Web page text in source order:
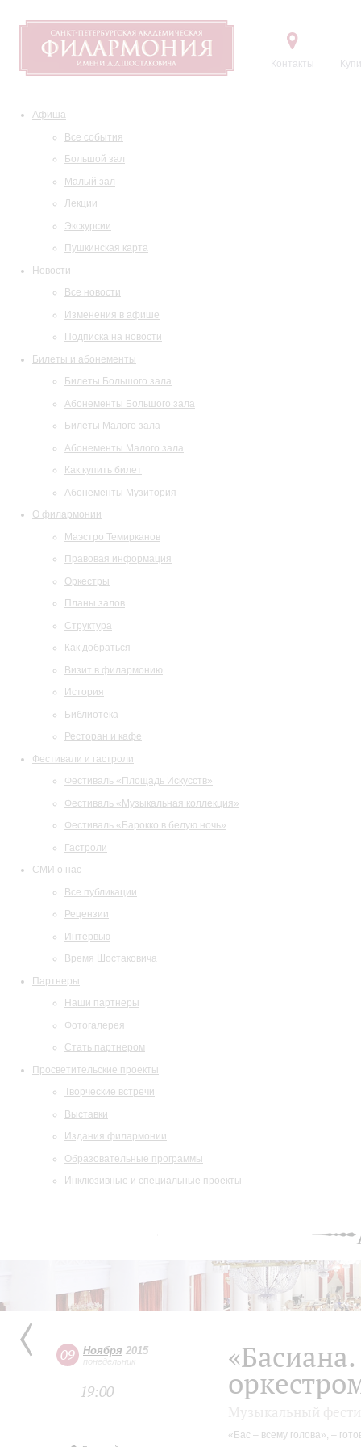
Контакты
Афиша
Все события
Большой зал
Малый зал
Лекции
Экскурсии
Пушкинская карта
Новости
Все новости
Изменения в афише
Подписка на новости
Билеты и абонементы
Билеты Большого зала
Абонементы Большого зала
Билеты Малого зала
Абонементы Малого зала
Как купить билет
Абонементы Музитория
О филармонии
Маэстро Темирканов
Правовая информация
Оркестры
Планы залов
Структура
Как добраться
Визит в филармонию
История
Библиотека
Ресторан и кафе
Фестивали и гастроли
Фестиваль «Площадь Искусств»
Фестиваль «Музыкальная коллекция»
Фестиваль «Барокко в белую ночь»
Гастроли
СМИ о нас
Все публикации
Рецензии
Интервью
Время Шостаковича
Партнеры
Наши партнеры
Фотогалерея
Стать партнером
Просветительские проекты
Творческие встречи
Выставки
Издания филармонии
Образовательные программы
Инклюзивные и специальные проекты
09 Ноября 2015
понедельник
19:00
«Бас – всему голова», –